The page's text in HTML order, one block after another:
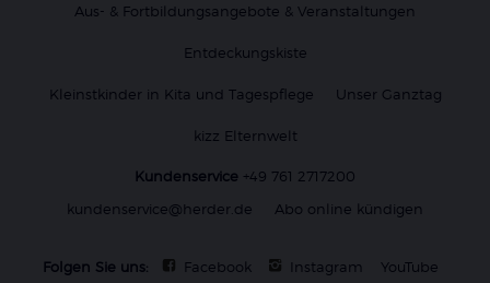
Aus- & Fortbildungsangebote & Veranstaltungen
Entdeckungskiste
Kleinstkinder in Kita und Tagespflege Unser Ganztag
kizz Elternwelt
Kundenservice +49 761 2717200
kundenservice@herder.de
Abo online kündigen
Folgen Sie uns: Facebook Instagram YouTube